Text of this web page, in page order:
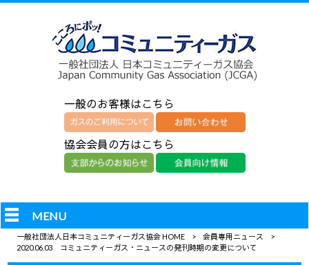
一般のお客様はこちら
協会会員の方はこちら
MENU
一般社団法人日本コミュニティーガス協会 HOME > 会員専用ニュース
>
2020.06.03 コミュニティーガス・ニュースの発刊時期の変更について